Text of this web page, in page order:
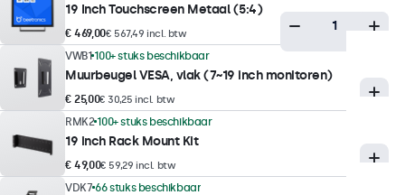
1500:1
Kijkhoek
178° horizontaal, 178° verticaal
Reactietijd
Ondersteunde resoluties
1080p/1080i, 720p, 576p/576i, 480p/480i
19 Inch Touchscreen Metaal (5:4)
€ 469,00€ 567,49 incl. btw
VWB1 100+ stuks beschikbaar
Muurbeugel VESA, vlak (7~19 inch monitoren)
€ 25,00€ 30,25 incl. btw
RMK2 100+ stuks beschikbaar
19 inch Rack Mount Kit
€ 49,00€ 59,29 incl. btw
VDK7 66 stuks beschikbaar